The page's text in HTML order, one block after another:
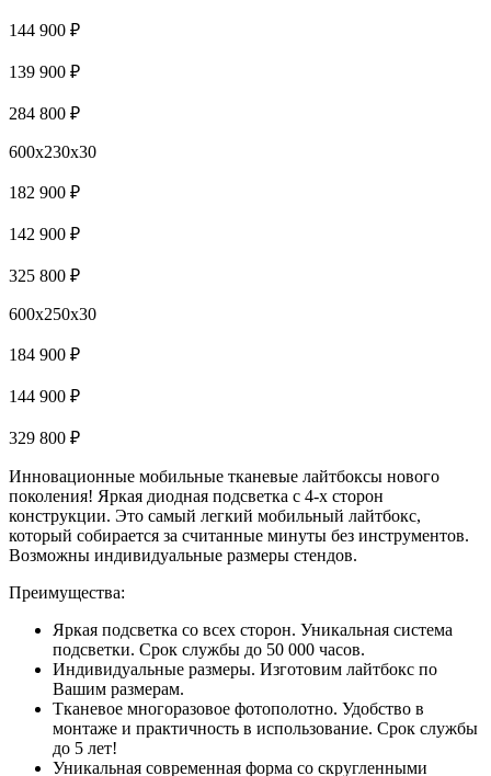
144 900 ₽
139 900 ₽
284 800 ₽
600x230x30
182 900 ₽
142 900 ₽
325 800 ₽
600x250x30
184 900 ₽
144 900 ₽
329 800 ₽
Инновационные мобильные тканевые лайтбоксы нового
поколения! Яркая диодная подсветка с 4-х сторон
конструкции. Это самый легкий мобильный лайтбокс,
который собирается за считанные минуты без инструментов.
Возможны индивидуальные размеры стендов.
Преимущества:
Яркая подсветка со всех сторон. Уникальная система
подсветки. Срок службы до 50 000 часов.
Индивидуальные размеры. Изготовим лайтбокс по
Вашим размерам.
Тканевое многоразовое фотополотно. Удобство в
монтаже и практичность в использование. Срок службы
до 5 лет!
Уникальная современная форма со скругленными